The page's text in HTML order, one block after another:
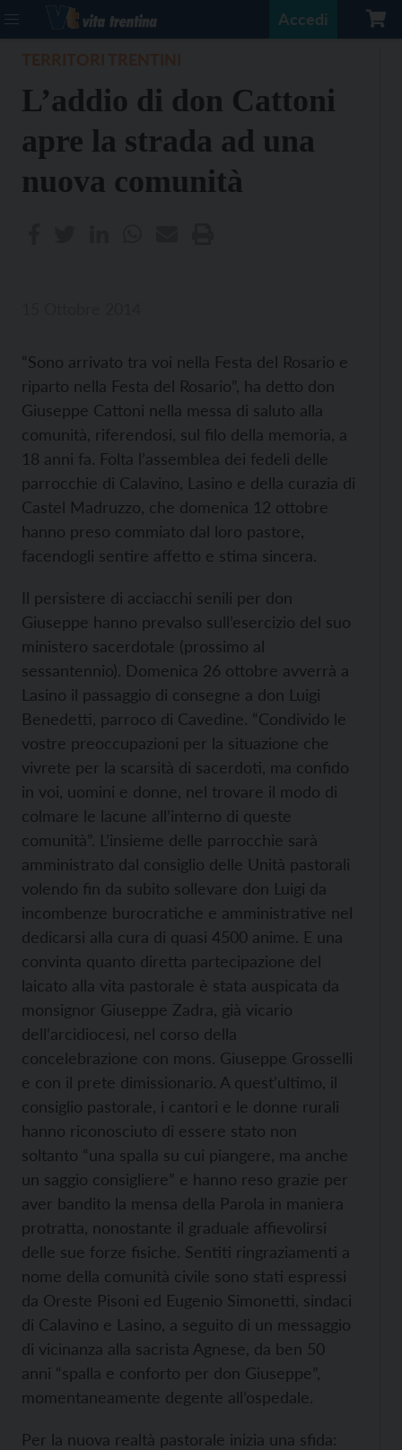
Accedi
L’addio di don Cattoni
apre la strada ad una
nuova comunità
“Sono arrivato tra voi nella Festa del Rosario e
riparto nella Festa del Rosario”, ha detto don
Giuseppe Cattoni nella messa di saluto alla
comunità, riferendosi, sul filo della memoria, a
18 anni fa. Folta l’assemblea dei fedeli delle
parrocchie di Calavino, Lasino e della curazia di
Castel Madruzzo, che domenica 12 ottobre
hanno preso commiato dal loro pastore,
facendogli sentire affetto e stima sincera.
Il persistere di acciacchi senili per don
Giuseppe hanno prevalso sull’esercizio del suo
ministero sacerdotale (prossimo al
sessantennio). Domenica 26 ottobre avverrà a
Lasino il passaggio di consegne a don Luigi
Benedetti, parroco di Cavedine. “Condivido le
vostre preoccupazioni per la situazione che
vivrete per la scarsità di sacerdoti, ma confido
in voi, uomini e donne, nel trovare il modo di
colmare le lacune all’interno di queste
comunità”. L’insieme delle parrocchie sarà
amministrato dal consiglio delle Unità pastorali
volendo fin da subito sollevare don Luigi da
incombenze burocratiche e amministrative nel
dedicarsi alla cura di quasi 4500 anime. E una
convinta quanto diretta partecipazione del
laicato alla vita pastorale è stata auspicata da
monsignor Giuseppe Zadra, già vicario
dell’arcidiocesi, nel corso della
concelebrazione con mons. Giuseppe Grosselli
e con il prete dimissionario. A quest’ultimo, il
consiglio pastorale, i cantori e le donne rurali
hanno riconosciuto di essere stato non
soltanto “una spalla su cui piangere, ma anche
un saggio consigliere” e hanno reso grazie per
aver bandito la mensa della Parola in maniera
protratta, nonostante il graduale affievolirsi
delle sue forze fisiche. Sentiti ringraziamenti a
nome della comunità civile sono stati espressi
da Oreste Pisoni ed Eugenio Simonetti, sindaci
di Calavino e Lasino, a seguito di un messaggio
di vicinanza alla sacrista Agnese, da ben 50
anni “spalla e conforto per don Giuseppe”,
momentaneamente degente all’ospedale.
Per la nuova realtà pastorale inizia una sfida: